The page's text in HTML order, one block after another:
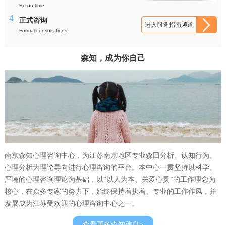
进入服务指南频道
Be on time
4 正式咨询
Formal consultations
森知，成为你自己
南京森知心理咨询中心，为江苏南京地区专业森田分析、认知行为、
心理分析为理论导向进行心理咨询的平台。本中心一贯坚持以科学、
严谨的心理咨询理论为基础，以“以人为本、关爱心灵”的工作理念为
核心，在众多专家的努力下，始终保持着执着、专业的工作作风，并
发展成为江苏受欢迎的心理咨询中心之一。